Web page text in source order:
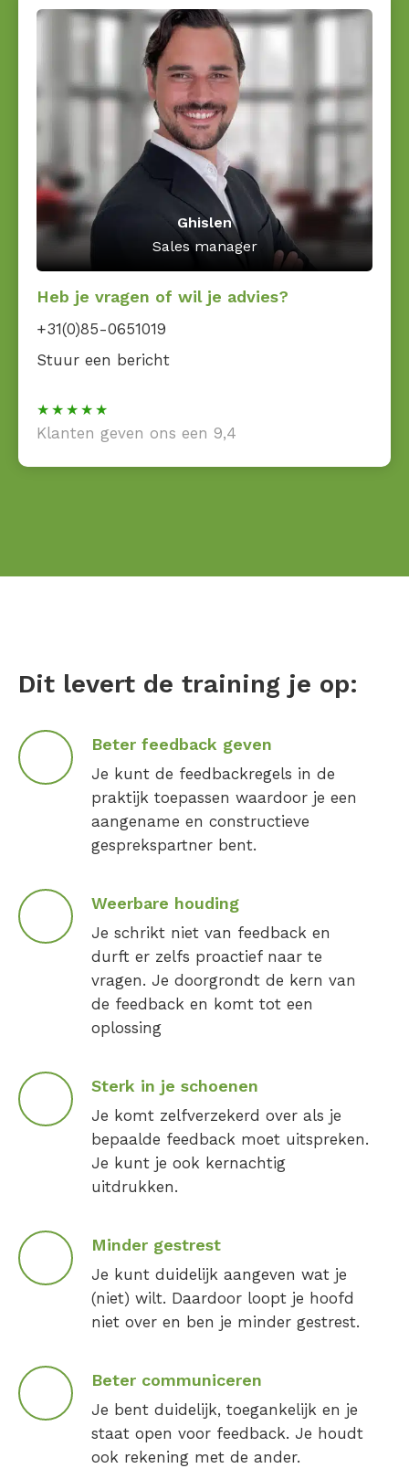
Ghislen
Sales manager
Heb je vragen of wil je advies?
+31(0)85-0651019
Stuur een bericht
Klanten geven ons een 9,4
Dit levert de training je op:
Beter feedback geven
Je kunt de feedbackregels in de
praktijk toepassen waardoor je een
aangename en constructieve
gesprekspartner bent.
Weerbare houding
Je schrikt niet van feedback en
durft er zelfs proactief naar te
vragen. Je doorgrondt de kern van
de feedback en komt tot een
oplossing
Sterk in je schoenen
Je komt zelfverzekerd over als je
bepaalde feedback moet uitspreken.
Je kunt je ook kernachtig
uitdrukken.
Minder gestrest
Je kunt duidelijk aangeven wat je
(niet) wilt. Daardoor loopt je hoofd
niet over en ben je minder gestrest.
Beter communiceren
Je bent duidelijk, toegankelijk en je
staat open voor feedback. Je houdt
ook rekening met de ander.